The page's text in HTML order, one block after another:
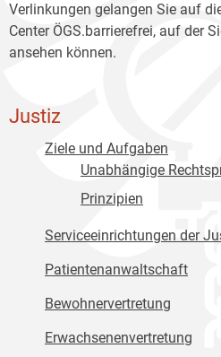
Verlinkungen gelangen Sie auf
Center ÖGS.barrierefrei, auf der
ansehen können.
Justiz
Ziele und Aufgaben
Unabhängige
Prinzipien
Serviceeinrichtungen der
Patientenanwaltschaft
Bewohnervertretung
Erwachsenenvertretung